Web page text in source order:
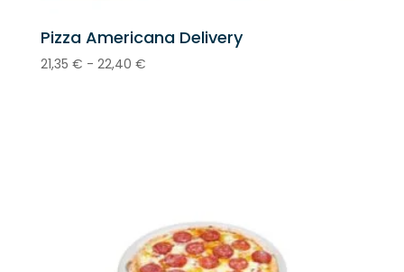
Pizza Americana Delivery
21,35 € - 22,40 €Rango